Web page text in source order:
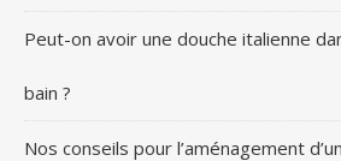
Peut-on avoir une douche italienne
bain ?
Nos conseils pour l’aménagement